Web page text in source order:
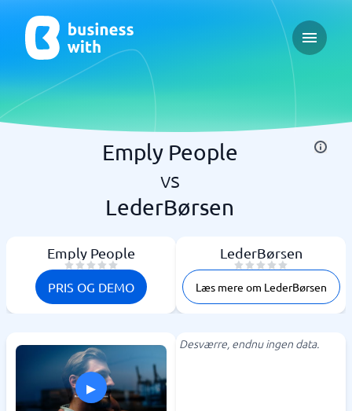
Open
Emply People
vs
LederBørsen
Emply People
PRIS OG DEMO
LederBørsen
Læs mere om LederBørsen
▸
Desværre, endnu ingen data.